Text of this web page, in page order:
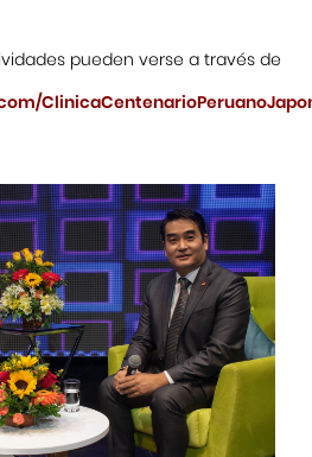
pueden verse a través de